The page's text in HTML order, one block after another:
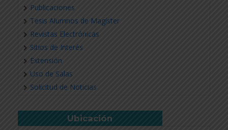
Publicaciones
Tesis Alumnos de Magíster
Revistas Electrónicas
Sitios de Interés
Extensión
Uso de Salas
Solicitud de Noticias
Ubicación